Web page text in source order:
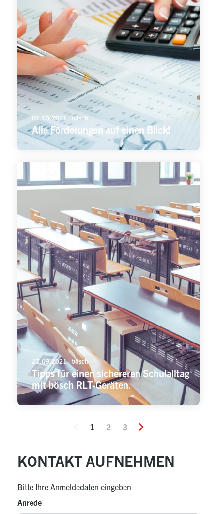
01.10.2021 | bösch
Alle Förderungen auf einen Blick!
27.09.2021 | bösch
Tipps für einen sichereren Schulalltag
mit bösch RLT-Geräten.
1 2 3
KONTAKT AUFNEHMEN
Bitte Ihre Anmeldedaten eingeben
Anrede